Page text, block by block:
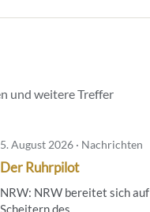
und weitere Treffer
5. August 2026 · Nachrichten
Der Ruhrpilot
NRW: NRW bereitet sich auf
Scheitern des